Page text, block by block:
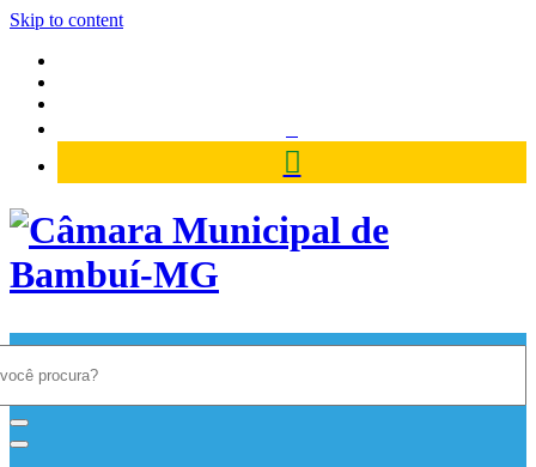
Skip to content
Câmara Municipal de Bambuí-
MG